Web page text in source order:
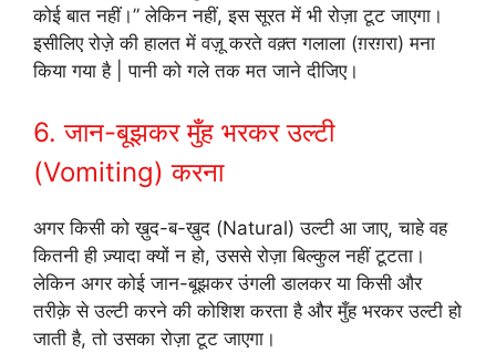
कोई बात नहीं।” लेकिन नहीं, इस सूरत में भी रोज़ा टूट जाएगा।
इसीलिए रोज़े की हालत में वज़ू करते वक़्त गलाला (ग़रग़रा) मना
किया गया है | पानी को गले तक मत जाने दीजिए।
6. जान-बूझकर मुँह भरकर उल्टी
(Vomiting) करना
अगर किसी को ख़ुद-ब-ख़ुद (Natural) उल्टी आ जाए, चाहे वह
कितनी ही ज़्यादा क्यों न हो, उससे रोज़ा बिल्कुल नहीं टूटता।
लेकिन अगर कोई जान-बूझकर उंगली डालकर या किसी और
तरीक़े से उल्टी करने की कोशिश करता है और मुँह भरकर उल्टी हो
जाती है, तो उसका रोज़ा टूट जाएगा।